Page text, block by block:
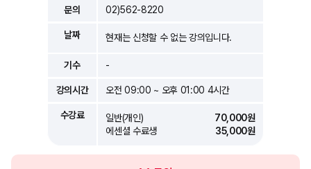
문의 02)562-8220
날짜 현재는 신청할 수 없는 강의입니다.
기수 -
강의시간 오전 09:00 ~ 오후 01:00 4시간
수강료 일반(개인)
70,000원
에센셜 수료생
35,000원